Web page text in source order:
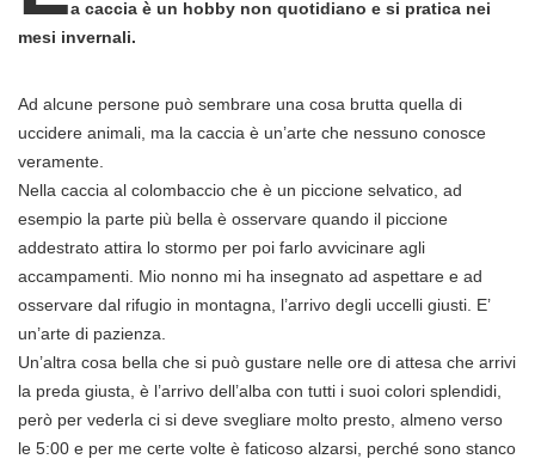
a caccia è un hobby non quotidiano e si pratica nei
mesi invernali.
Ad alcune persone può sembrare una cosa brutta quella di
uccidere animali, ma la caccia è un’arte che nessuno conosce
veramente.
Nella caccia al colombaccio che è un piccione selvatico, ad
esempio la parte più bella è osservare quando il piccione
addestrato attira lo stormo per poi farlo avvicinare agli
accampamenti. Mio nonno mi ha insegnato ad aspettare e ad
osservare dal rifugio in montagna, l’arrivo degli uccelli giusti. E’
un’arte di pazienza.
Un’altra cosa bella che si può gustare nelle ore di attesa che arrivi
la preda giusta, è l’arrivo dell’alba con tutti i suoi colori splendidi,
però per vederla ci si deve svegliare molto presto, almeno verso
le 5:00 e per me certe volte è faticoso alzarsi, perché sono stanco